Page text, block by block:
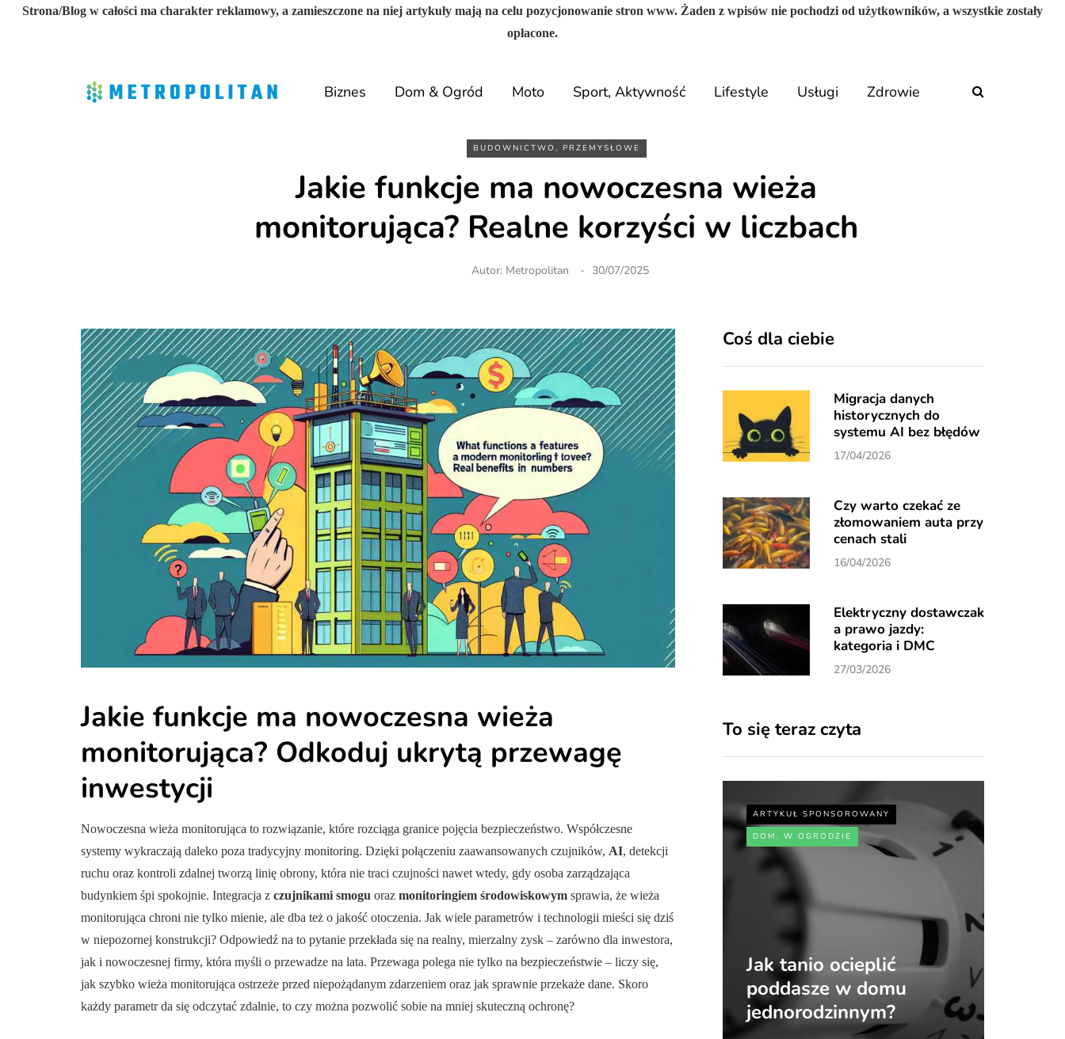
Strona/Blog w całości ma charakter reklamowy, a zamieszczone na niej artykuły mają na celu pozycjonowanie stron www. Żaden z wpisów nie pochodzi od użytkowników, a wszystkie zostały
opłacone.
Biznes Dom & Ogród Moto Sport, Aktywność Lifestyle Usługi Zdrowie
BUDOWNICTWO, PRZEMYSŁOWE
Jakie funkcje ma nowoczesna wieża
monitorująca? Realne korzyści w liczbach
Autor: Metropolitan 30/07/2025
Jakie funkcje ma nowoczesna wieża
monitorująca? Odkoduj ukrytą przewagę
inwestycji
Nowoczesna wieża monitorująca to rozwiązanie, które rozciąga granice pojęcia bezpieczeństwo. Współczesne
systemy wykraczają daleko poza tradycyjny monitoring. Dzięki połączeniu zaawansowanych czujników, AI, detekcji
ruchu oraz kontroli zdalnej tworzą linię obrony, która nie traci czujności nawet wtedy, gdy osoba zarządzająca
budynkiem śpi spokojnie. Integracja z czujnikami smogu oraz monitoringiem środowiskowym sprawia, że wieża
monitorująca chroni nie tylko mienie, ale dba też o jakość otoczenia. Jak wiele parametrów i technologii mieści się dziś
w niepozornej konstrukcji? Odpowiedź na to pytanie przekłada się na realny, mierzalny zysk – zarówno dla inwestora,
jak i nowoczesnej firmy, która myśli o przewadze na lata. Przewaga polega nie tylko na bezpieczeństwie – liczy się,
jak szybko wieża monitorująca ostrzeże przed niepożądanym zdarzeniem oraz jak sprawnie przekaże dane. Skoro
każdy parametr da się odczytać zdalnie, to czy można pozwolić sobie na mniej skuteczną ochronę?
Coś dla ciebie
Migracja danych
historycznych do
systemu AI bez błędów
17/04/2026
Czy warto czekać ze
złomowaniem auta przy
cenach stali
16/04/2026
Elektryczny dostawczak
a prawo jazdy:
kategoria i DMC
27/03/2026
To się teraz czyta
URODA, MODA
Naturalne sposoby na
poprawę wyglądu
swoich piersi
Porady dotyczące
zdrowego stylu życia
dla seniorów
ARTYKUŁ SPONSOROWANY
DOM, W OGRODZIE
Jak tanio ocieplić
poddasze w domu
jednorodzinnym?